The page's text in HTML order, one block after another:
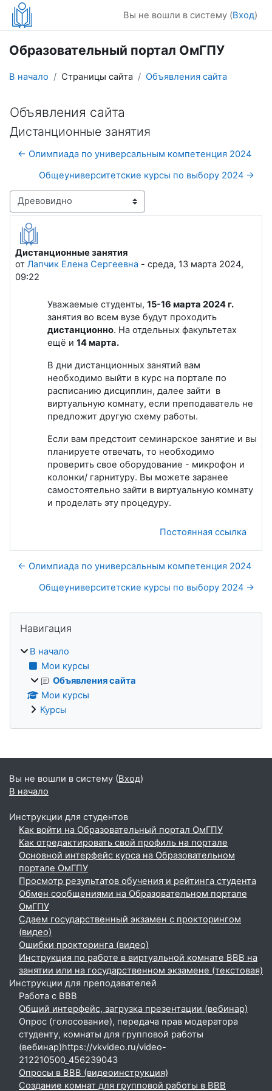
Перейти к основному содержанию
Вы не вошли в систему (Вход)
Образовательный портал ОмГПУ
В начало Страницы сайта Объявления сайта
Объявления сайта
Дистанционные занятия
← Олимпиада по универсальным компетенция 2024
Общеуниверситетские курсы по выбору 2024 →
Режим отображения
Дистанционные занятия
от Лапчик Елена Сергеевна - среда, 13 марта 2024,
09:22
Количество ответов: 0
Уважаемые студенты, 15-16 марта 2024 г.
занятия во всем вузе будут проходить
дистанционно. На отдельных факультетах
ещё и 14 марта.
В дни дистанционных занятий вам
необходимо выйти в курс на портале по
расписанию дисциплин, далее зайти в
виртуальную комнату, если преподаватель не
предложит другую схему работы.
Если вам предстоит семинарское занятие и вы
планируете отвечать, то необходимо
проверить свое оборудование - микрофон и
колонки/ гарнитуру. Вы можете заранее
самостоятельно зайти в виртуальную комнату
и проделать эту процедуру.
Постоянная ссылка
← Олимпиада по универсальным компетенция 2024
Общеуниверситетские курсы по выбору 2024 →
Навигация
В начало
Мои курсы
Объявления сайта
Мои курсы
Курсы
Дополнительные блоки
Вы не вошли в систему (Вход)
В начало
Инструкции для студентов
Как войти на Образовательный портал ОмГПУ
Как отредактировать свой профиль на портале
Основной интерфейс курса на Образовательном
портале ОмГПУ
Просмотр результатов обучения и рейтинга студента
Обмен сообщениями на Образовательном портале
ОмГПУ
Сдаем государственный экзамен с прокторингом
(видео)
Ошибки прокторинга (видео)
Инструкция по работе в виртуальной комнате BBB на
занятии или на государственном экзамене (текстовая)
Инструкции для преподавателей
Работа с BBB
Общий интерфейс, загрузка презентации (вебинар)
Опрос (голосование), передача прав модератора
студенту, комнаты для групповой работы
(вебинар)https://vkvideo.ru/video-
212210500_456239043
Опросы в BBB (видеоинструкция)
Создание комнат для групповой работы в BBB